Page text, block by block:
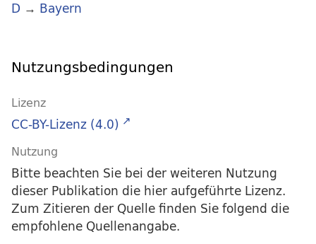
D → Bayern
Nutzungsbedingungen
Lizenz
CC-BY-Lizenz (4.0)
Nutzung
Bitte beachten Sie bei der weiteren Nutzung
dieser Publikation die hier aufgeführte Lizenz.
Zum Zitieren der Quelle finden Sie folgend die
empfohlene Quellenangabe.